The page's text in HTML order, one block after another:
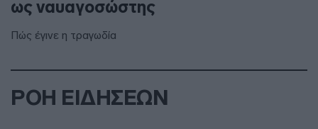
ως ναυαγοσώστης
Πώς έγινε η τραγωδία
ΡΟΗ ΕΙΔΗΣΕΩΝ